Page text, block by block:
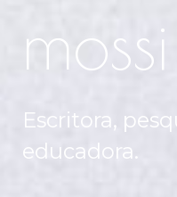
mossi
Escritora,
educadora.